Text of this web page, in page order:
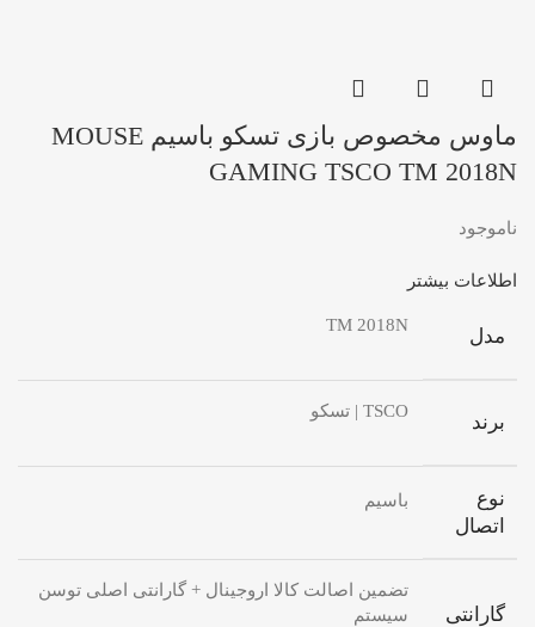
ماوس مخصوص بازی تسکو باسیم MOUSE
GAMING TSCO TM 2018N
ناموجود
اطلاعات بیشتر
مدل TM 2018N
برند TSCO | تسکو
نوع
اتصال
باسیم
گارانتی
تضمین اصالت کالا اروجینال + گارانتی اصلی توسن
سیستم